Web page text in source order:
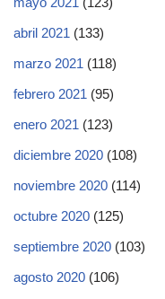
abril 2021 (133)
marzo 2021 (118)
febrero 2021 (95)
enero 2021 (123)
diciembre 2020 (108)
noviembre 2020 (114)
octubre 2020 (125)
septiembre 2020 (103)
agosto 2020 (106)